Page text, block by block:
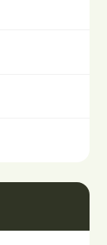
ゃん」にお
問い合わせ